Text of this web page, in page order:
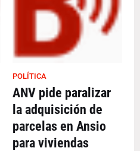
POLÍTICA
ANV pide paralizar
la adquisición de
parcelas en Ansio
para viviendas